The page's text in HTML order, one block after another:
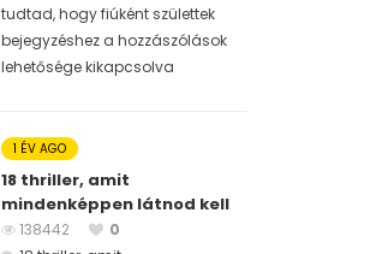
tudtad, hogy fiúként születtek
bejegyzéshez a hozzászólások
lehetősége kikapcsolva
1 ÉV AGO
18 thriller, amit
mindenképpen látnod kell
138442
0